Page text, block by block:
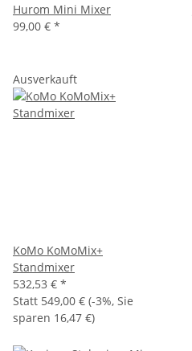
Hurom Mini Mixer
99,00 € *
Ausverkauft
KoMo KoMoMix+
Standmixer
532,53 € *
Statt 549,00 € (-3%, Sie
sparen 16,47 €)